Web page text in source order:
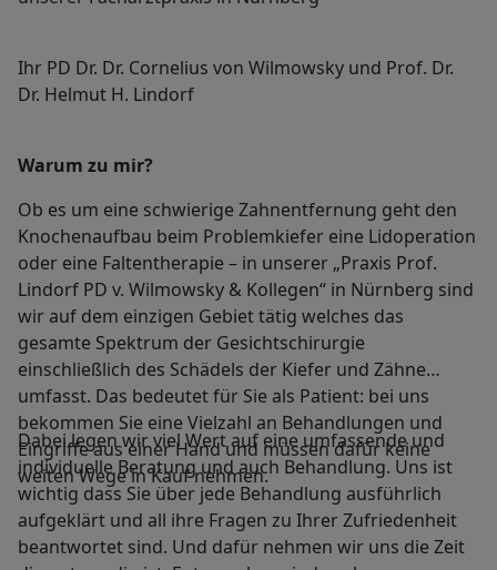
Ihr PD Dr. Dr. Cornelius von Wilmowsky und Prof. Dr.
Dr. Helmut H. Lindorf
Warum zu mir?
Ob es um eine schwierige Zahnentfernung geht den
Knochenaufbau beim Problemkiefer eine Lidoperation
oder eine Faltentherapie – in unserer „Praxis Prof.
Lindorf PD v. Wilmowsky & Kollegen“ in Nürnberg sind
wir auf dem einzigen Gebiet tätig welches das
gesamte Spektrum der Gesichtschirurgie
einschließlich des Schädels der Kiefer und Zähne
umfasst. Das bedeutet für Sie als Patient: bei uns
bekommen Sie eine Vielzahl an Behandlungen und
Eingriffe aus einer Hand und müssen dafür keine
weiten Wege in Kauf nehmen.
Dabei legen wir viel Wert auf eine umfassende und
individuelle Beratung und auch Behandlung. Uns ist
wichtig dass Sie über jede Behandlung ausführlich
aufgeklärt und all ihre Fragen zu Ihrer Zufriedenheit
beantwortet sind. Und dafür nehmen wir uns die Zeit